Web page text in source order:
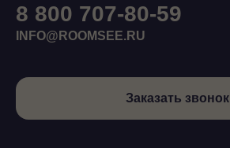
8 800 707-80-59
INFO@ROOMSEE.RU
Заказать звонок